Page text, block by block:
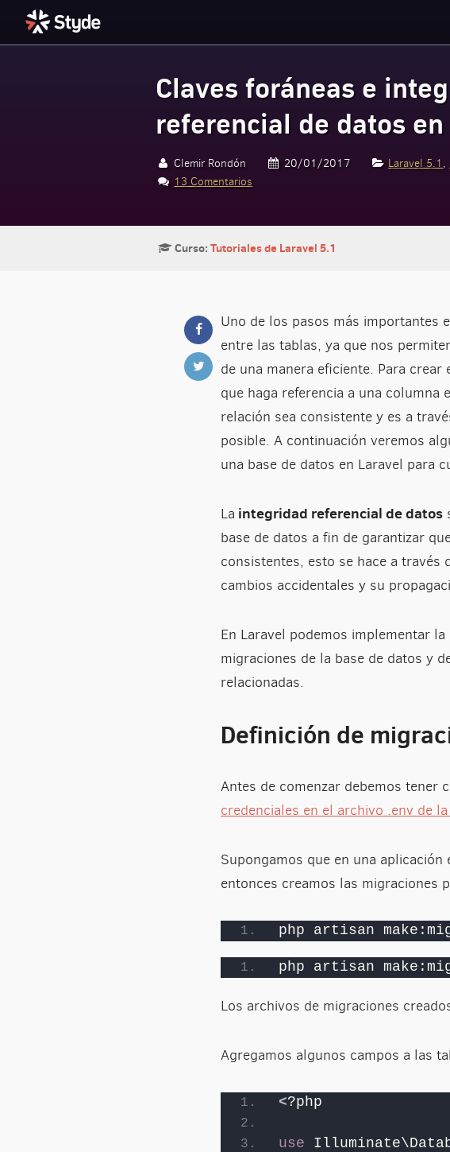
Styde.net
Claves foráneas e
referencial de datos en
Clemir Rondón 20/01/2017 Laravel 5.1 ,
13 Comentarios
Curso:Tutoriales de Laravel 5.1
Uno de los pasos más importantes
entre las tablas, ya que nos
de una manera eficiente. Para
que haga referencia a una
relación sea consistente y es a
posible. A continuación veremos
una base de datos en Laravel para
La integridad referencial de datos
base de datos a fin de garantizar
consistentes, esto se hace a través
cambios accidentales y su
En Laravel podemos implementar
migraciones de la base de datos y
relacionadas.
Definición de
Antes de comenzar debemos tener
credenciales en el archivo .env de
Supongamos que en una
entonces creamos las migraciones
php artisan
php artisan
Los archivos de migraciones
Agregamos algunos campos a las
<?php
use